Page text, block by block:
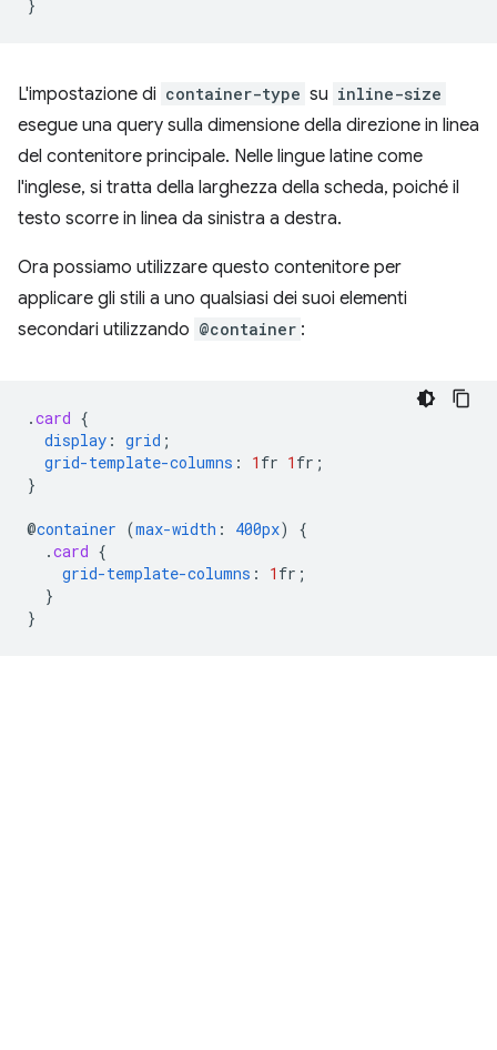
}
L'impostazione di container-type su inline-size
esegue una query sulla dimensione della direzione in linea
del contenitore principale. Nelle lingue latine come
l'inglese, si tratta della larghezza della scheda, poiché il
testo scorre in linea da sinistra a destra.
Ora possiamo utilizzare questo contenitore per
applicare gli stili a uno qualsiasi dei suoi elementi
secondari utilizzando @container :
.card {
display : grid ;
grid-template-columns : 1 fr 1 fr ;
}
@container (max-width : 400px)
{
.card {
grid-template-columns : 1 fr ;
}
}